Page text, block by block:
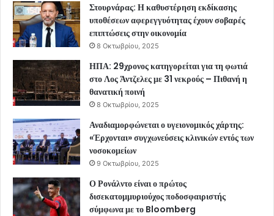
Στουρνάρας: Η καθυστέρηση εκδίκασης
υποθέσεων αφερεγγυότητας έχουν σοβαρές
επιπτώσεις στην οικονομία
8 Οκτωβρίου, 2025
ΗΠΑ: 29χρονος κατηγορείται για τη φωτιά
στο Λος Άντζελες με 31 νεκρούς – Πιθανή η
θανατική ποινή
8 Οκτωβρίου, 2025
Αναδιαμορφώνεται ο υγειονομικός χάρτης:
«Έρχονται» συγχωνεύσεις κλινικών εντός των
νοσοκομείων
9 Οκτωβρίου, 2025
Ο Ρονάλντο είναι ο πρώτος
δισεκατομμυριούχος ποδοσφαιριστής
σύμφωνα με το Bloomberg